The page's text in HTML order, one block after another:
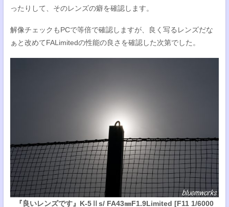
ったりして、そのレンズの癖を確認します。
解像チェックもPCで等倍で確認しますが、良く写るレンズだな
ぁと改めてFALimitedの性能の良さを確認した次第でした。
『良いレンズです』K-5Ⅱs/ FA43㎜F1.9Limited [F11 1/6000